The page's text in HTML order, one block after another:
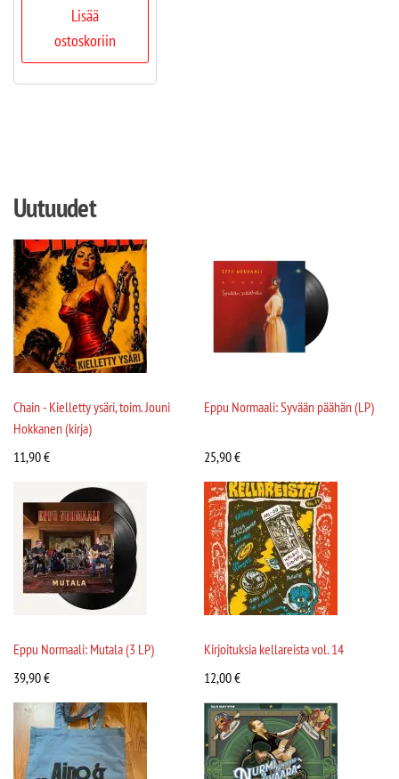
Lisää
ostoskoriin
Uutuudet
Chain - Kielletty ysäri, toim. Jouni
Hokkanen (kirja)
11,90€
Eppu Normaali: Syvään päähän (LP)
25,90€
Eppu Normaali: Mutala (3 LP)
39,90€
Kirjoituksia kellareista vol. 14
12,00€